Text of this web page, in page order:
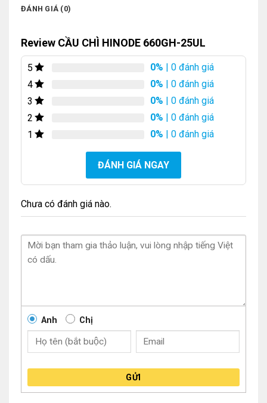
ĐÁNH GIÁ (0)
Review CẦU CHÌ HINODE 660GH-25UL
5 0% | 0 đánh giá
4
0% | 0 đánh giá
3
0% | 0 đánh giá
2
0% | 0 đánh giá
1
0% | 0 đánh giá
ĐÁNH GIÁ NGAY
Chưa có đánh giá nào.
Anh Chị
GỬI